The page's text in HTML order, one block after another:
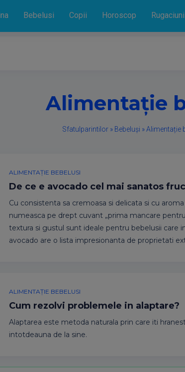
Bebelusi Copii Horoscop Rugaciuni
Alimentație
Sfatulparintilor» Bebeluși »Alimentație
ALIMENTAȚIE BEBELUSI
De ce e avocado cel mai sanatos
Cu consistenta sa cremoasa si delicata si cu
numeasca pe drept cuvant „prima mancare
textura si gustul sunt ideale pentru bebelusii care
avocado are o lista impresionanta de proprietati
ALIMENTAȚIE BEBELUSI
Cum rezolvi problemele in alaptare?
Alaptarea este metoda naturala prin care iti
intotdeauna de la sine.